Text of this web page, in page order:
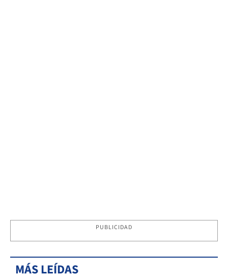
PUBLICIDAD
MÁS LEÍDAS